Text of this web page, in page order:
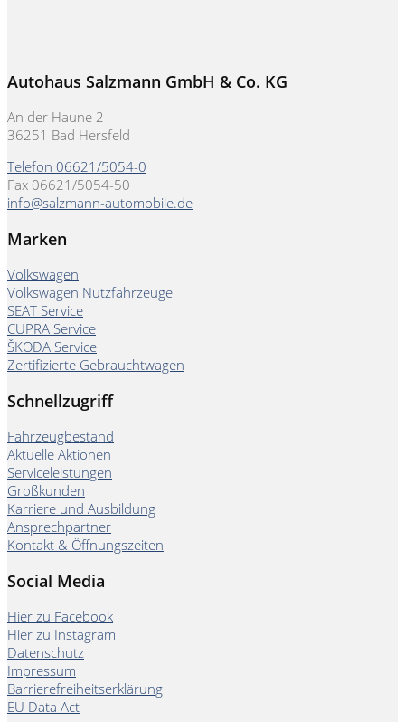
Autohaus Salzmann GmbH & Co. KG
An der Haune 2
36251 Bad Hersfeld
Telefon 06621/5054-0
Fax 06621/5054-50
info@salzmann-automobile.de
Marken
Volkswagen
Volkswagen Nutzfahrzeuge
SEAT Service
CUPRA Service
ŠKODA Service
Zertifizierte Gebrauchtwagen
Schnellzugriff
Fahrzeugbestand
Aktuelle Aktionen
Serviceleistungen
Großkunden
Karriere und Ausbildung
Ansprechpartner
Kontakt & Öffnungszeiten
Social Media
Hier zu Facebook
Hier zu Instagram
Datenschutz
Impressum
Barrierefreiheitserklärung
EU Data Act